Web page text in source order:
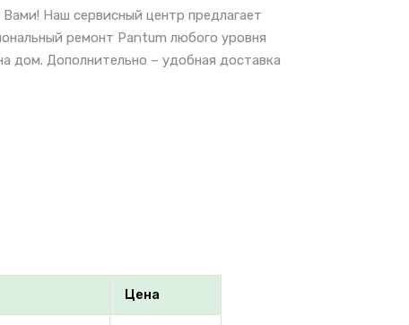
Наш сервисный центр предлагает
ремонт Pantum любого уровня
дом. Дополнительно – удобная доставка
Цена